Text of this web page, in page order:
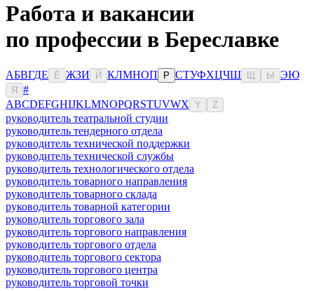
Работа и вакансии
по профессии в Береславке
АБВГДЕ Ё ЖЗИ Й КЛМНОП Р СТУФХЦЧШ Ы ЭЮ
Я
#
ABCDEFGHIJKLMNOPQRSTUVWX Y Z
руководитель театральной студии
руководитель тендерного отдела
руководитель технической поддержки
руководитель технической службы
руководитель технологического отдела
руководитель товарного направления
руководитель товарного склада
руководитель товарной категории
руководитель торгового зала
руководитель торгового направления
руководитель торгового отдела
руководитель торгового сектора
руководитель торгового центра
руководитель торговой точки